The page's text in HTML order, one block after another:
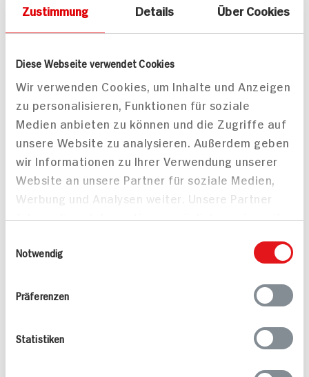
Zustimmung Details Über Cookies
Diese Webseite verwendet Cookies
Wir verwenden Cookies, um Inhalte und Anzeigen
zu personalisieren, Funktionen für soziale
Medien anbieten zu können und die Zugriffe auf
unsere Website zu analysieren. Außerdem geben
wir Informationen zu Ihrer Verwendung unserer
Website an unsere Partner für soziale Medien,
Werbung und Analysen weiter. Unsere Partner
führen diese Informationen möglicherweise mit
bereitgestellt haben oder die sie im Rahmen
Notwendig
Präferenzen
Statistiken
Nivea Deo Roll-on
DISCOUNT
PREIS
2.95
Nivea Deo Roll-on Fresh
DISCOUNT
PREIS
2.
Nivea Deo Roll-on
9x verfügbar
Nivea Deo Roll-on Fresh
PREIS
2.95